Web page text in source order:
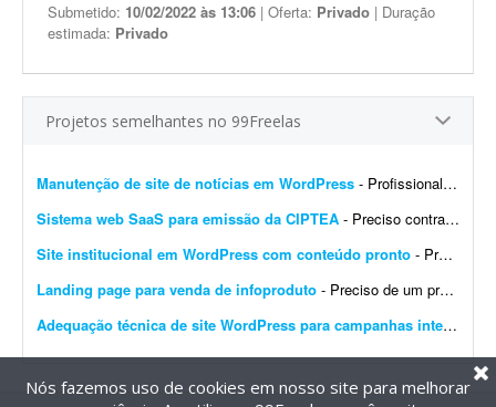
Submetido: 10/02/2022 às 13:06 | Oferta: Privado | Duração
estimada: Privado
Projetos semelhantes no 99Freelas
Manutenção de site de notícias em WordPress - Profissional para realizar manutenção, configuração de automações, melhoria visual e atualização de site de notícias em WordPress. At...
Sistema web SaaS para emissão da CIPTEA - Preciso contratar um desenvolvedor ou equipe para criar um sistema web (SaaS multi-tenant) voltado para a emissão digital da CIPTEA (Carteira de Identificação da Pessoa com Tra...
Site institucional em WordPress com conteúdo pronto - Preciso de um desenvolvedor WordPress para criar um site institucional simples, de aproximadamente 5 páginas (Home). - O projeto é cultural (Cuidadores da Memória - Encontro R...
Landing page para venda de infoproduto - Preciso de um profissional que crie uma landing page com foco em conversão para um infoproduto. A página deve ter conteúdo e layout focados em vendas, com elementos que incent...
Adequação técnica de site WordPress para campanhas internacionais
Nós fazemos uso de cookies em nosso site para melhorar